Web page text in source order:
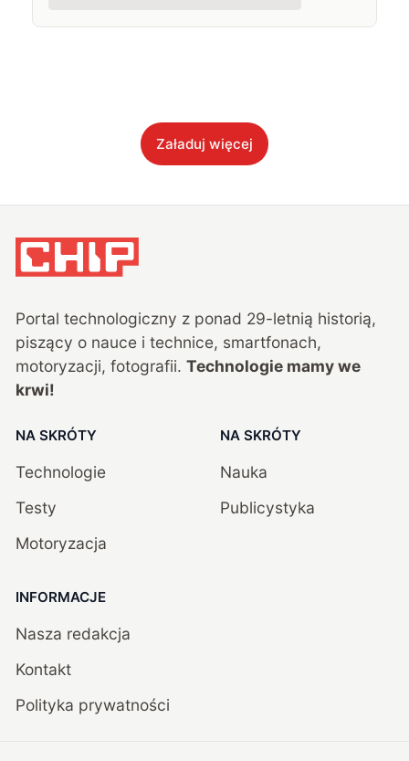
Załaduj więcej
Portal technologiczny z ponad 29-letnią historią,
piszący o nauce i technice, smartfonach,
motoryzacji, fotografii. Technologie mamy we
krwi!
NA SKRÓTY
Technologie
Testy
Motoryzacja
NA SKRÓTY
Nauka
Publicystyka
INFORMACJE
Nasza redakcja
Kontakt
Polityka prywatności